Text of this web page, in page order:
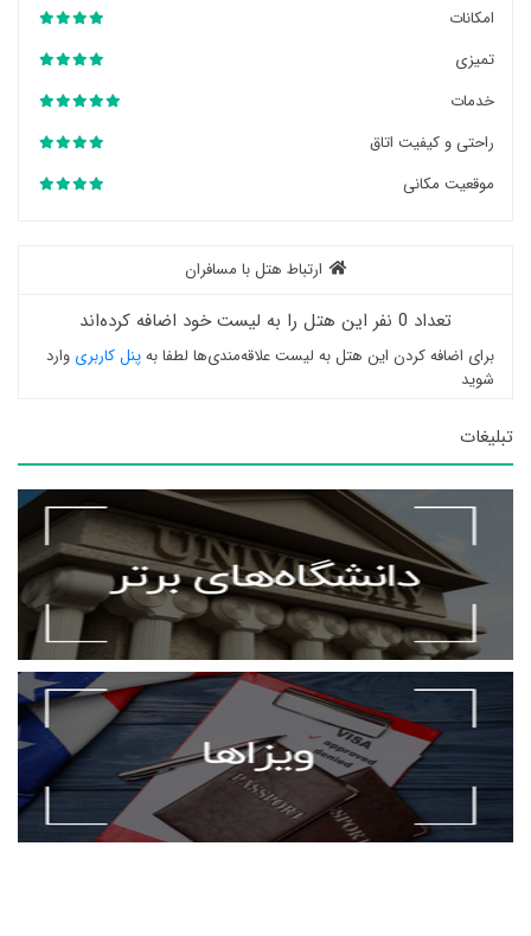
امکانات
تمیزی
خدمات
راحتی و کیفیت اتاق
موقعیت مکانی
ارتباط هتل با مسافران
تعداد 0 نفر این هتل را به لیست خود اضافه کرده‌اند
برای اضافه کردن این هتل به لیست علاقه‌مندی‌ها لطفا بهپنل کاربری وارد
شوید
تبلیغات